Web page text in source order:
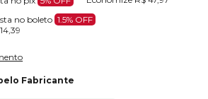
no boleto 1.5% OFF
Fabricante